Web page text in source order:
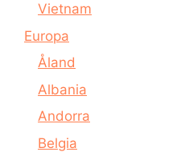
Vietnam
Europa
Åland
Albania
Andorra
Belgia